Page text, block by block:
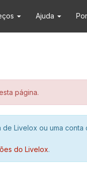
Ajuda
página.
de Livelox ou uma conta
do Livelox.